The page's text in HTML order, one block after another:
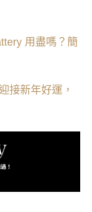
用盡嗎？簡
接新年好運，